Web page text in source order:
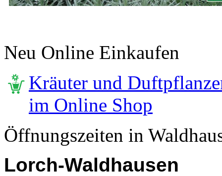
Neu Online Einkaufen
Kräuter und
im Online Shop
Öffnungszeiten in
Lorch-Waldhausen